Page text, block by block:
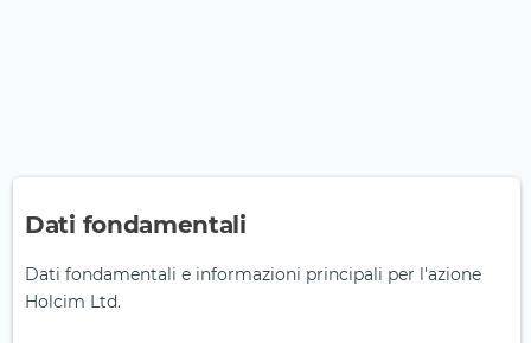
Dati fondamentali
Dati fondamentali e informazioni principali per l'azione
Holcim Ltd.